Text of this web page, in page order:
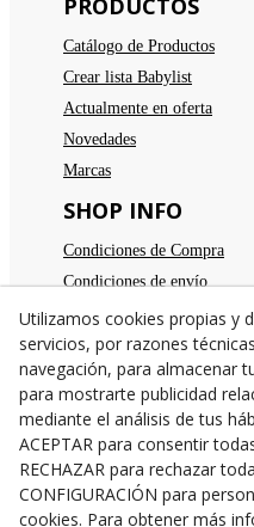
PRODUCTOS
Catálogo de Productos
Crear lista Babylist
Actualmente en oferta
Novedades
Marcas
SHOP INFO
Condiciones de Compra
Condiciones de envío
Devoluciones
Aviso legal
Política de privacidad
Política de cookies
TE ESPERAMOS
C/Santa Anna nº 7
25300 Tárrega ( Lleida)
Utilizamos cookies propias y
servicios, por razones
navegación, para almacenar
para mostrarte publicidad
mediante el análisis de tus
ACEPTAR para consentir
RECHAZAR para rechazar
CONFIGURACIÓN para
cookies. Para obtener más